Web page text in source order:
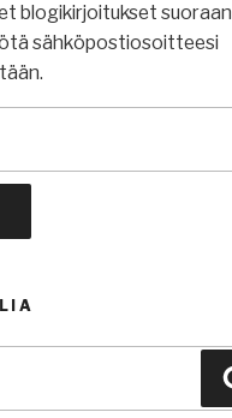
blogikirjoitukset suoraan
sähköpostiosoitteesi